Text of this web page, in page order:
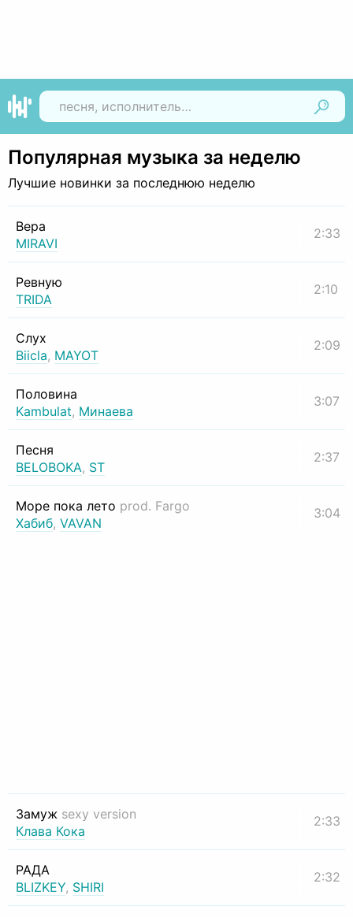
Популярная музыка за неделю
Лучшие новинки за последнюю неделю
Вера
MIRAVI
2:33
Ревную
TRIDA
2:10
Слух
Biicla, MAYOT
2:09
Половина
Kambulat, Минаева
3:07
Песня
BELOBOKA, ST
2:37
Море пока лето prod. Fargo
Хабиб, VAVAN
3:04
Замуж sexy version
Клава Кока
2:33
РАДА
BLIZKEY, SHIRI
2:32